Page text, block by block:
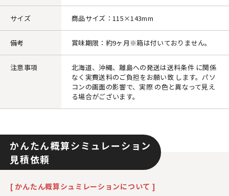
サイズ 商品サイズ：115×143mm
備考 賞味期限：約9ヶ月※箱は付いておりません。
注意事項
北海道、沖縄、離島への発送は送料条件 に関係
なく実費送料のご負担をお願い致 します。パソ
コンの画面の影響で、実際 の色と異なって見え
る場合がございます。
かんたん概算シミュレーション
見積依頼
[ かんたん概算シュミレーションについて ]